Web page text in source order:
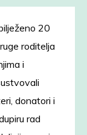
20
roditelja
i
donatori i
rad